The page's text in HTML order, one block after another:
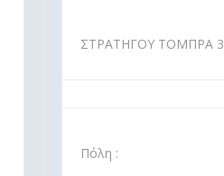
ΣΤΡΑΤΗΓΟΥ ΤΟΜΠΡΑ 3
Πόλη :